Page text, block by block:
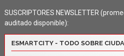
SUSCRIPTORES NEWSLETTER
auditado disponible):